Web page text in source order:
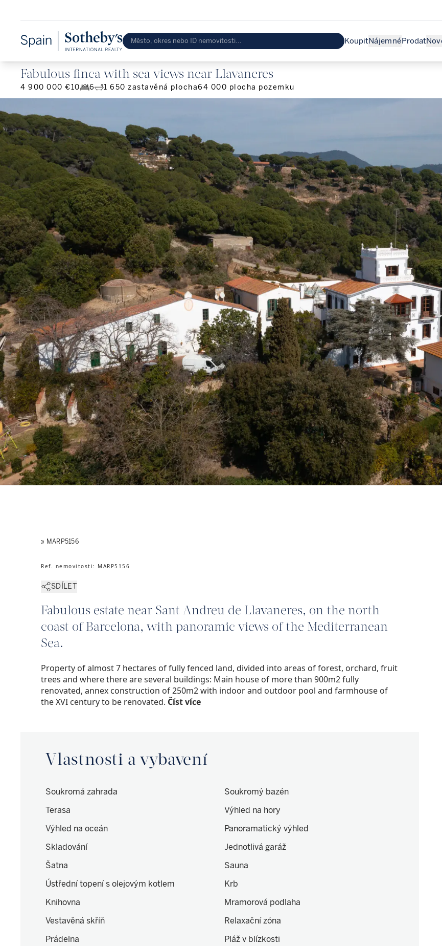
KoupitNájemnéProdat
Fabulous finca with sea views near Llavaneres
4 900 000 €10 6 1 650 zastavěná plocha64 000 plocha pozemku
» MARP5156
Ref. nemovitosti: MARP5156
SDÍLET
Fabulous estate near Sant Andreu de Llavaneres, on the north
coast of Barcelona, with panoramic views of the Mediterranean
Sea.
Property of almost 7 hectares of fully fenced land, divided into areas of forest, orchard, fruit
trees and where there are several buildings: Main house of more than 900m2 fully
renovated, annex construction of 250m2 with indoor and outdoor pool and farmhouse of
the XVI century to be renovated. Číst více
Vlastnosti a vybavení
Soukromá zahrada
Soukromý bazén
Terasa
Výhled na hory
Výhled na oceán
Panoramatický výhled
Skladování
Jednotlivá garáž
Šatna
Sauna
Ústřední topení s olejovým kotlem
Krb
Knihovna
Mramorová podlaha
Vestavěná skříň
Relaxační zóna
Prádelna
Pláž v blízkosti